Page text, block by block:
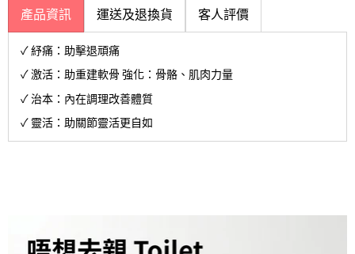
產品資訊 運送及退換貨 客人評價
✓ 紓痛：助擊退頑痛
✓ 激活：助重建軟骨 強化：骨骼、肌肉力量
✓ 治本：內在調理改善體質
✓ 靈活：助關節靈活更自如